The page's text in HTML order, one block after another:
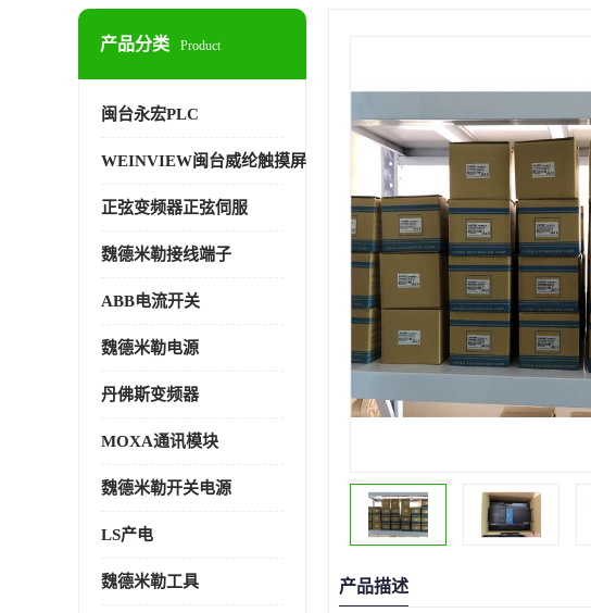
产品分类 Product
闽台永宏PLC
WEINVIEW闽台威纶触摸屏
正弦变频器正弦伺服
魏德米勒接线端子
ABB电流开关
魏德米勒电源
丹佛斯变频器
MOXA通讯模块
魏德米勒开关电源
LS产电
魏德米勒工具 产品描述